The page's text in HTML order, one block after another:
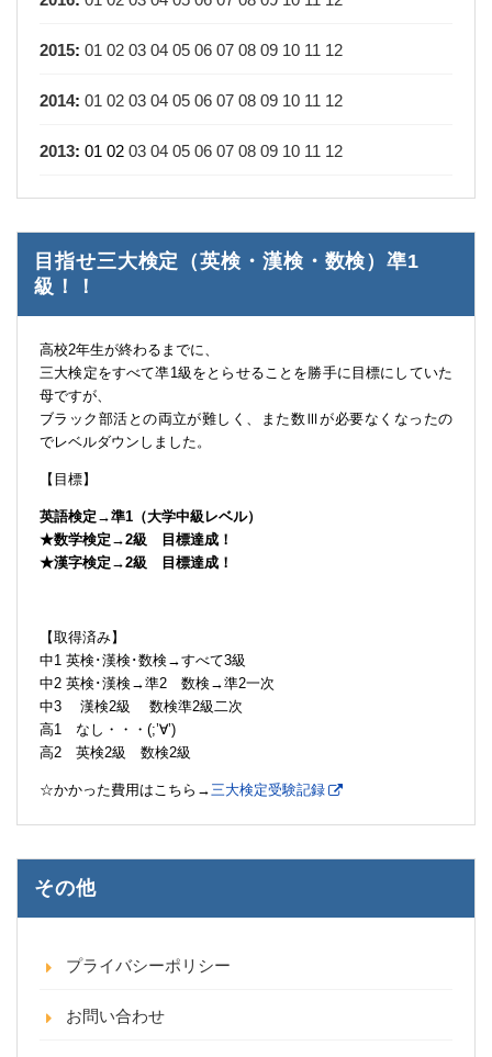
2015: 01 02 03 04 05 06 07 08 09 10 11 12
2014: 01 02 03 04 05 06 07 08 09 10 11 12
2013: 01 02 03 04 05 06 07 08 09 10 11 12
目指せ三大検定（英検・漢検・数検）凖1
級！！
高校2年生が終わるまでに、
三大検定をすべて凖1級をとらせることを勝手に目標にしていた
母ですが、
ブラック部活との両立が難しく、また数Ⅲが必要なくなったの
でレベルダウンしました。
【目標】
英語検定→準1（大学中級レベル）
★数学検定→2級 目標達成！
★漢字検定→2級 目標達成！
【取得済み】
中1 英検･漢検･数検→すべて3級
中2 英検･漢検→準2 数検→準2一次
中3 漢検2級 数検準2級二次
高1 なし・・・(;’∀’)
高2 英検2級 数検2級
☆かかった費用はこちら→ 三大検定受験記録
その他
プライバシーポリシー
お問い合わせ